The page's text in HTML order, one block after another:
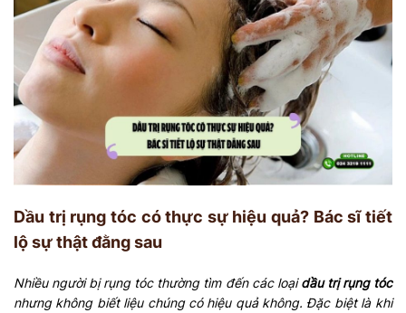
Dầu trị rụng tóc có thực sự hiệu quả? Bác sĩ tiết
lộ sự thật đằng sau
Nhiều người bị rụng tóc thường tìm đến các loạidầu trị rụng tóc
nhưng không biết liệu chúng có hiệu quả không. Đặc biệt là khi